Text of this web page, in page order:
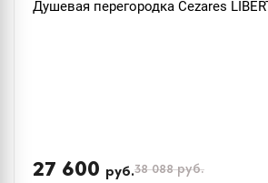
Душевая перегородка Cezares
27 600 руб.38 088руб.